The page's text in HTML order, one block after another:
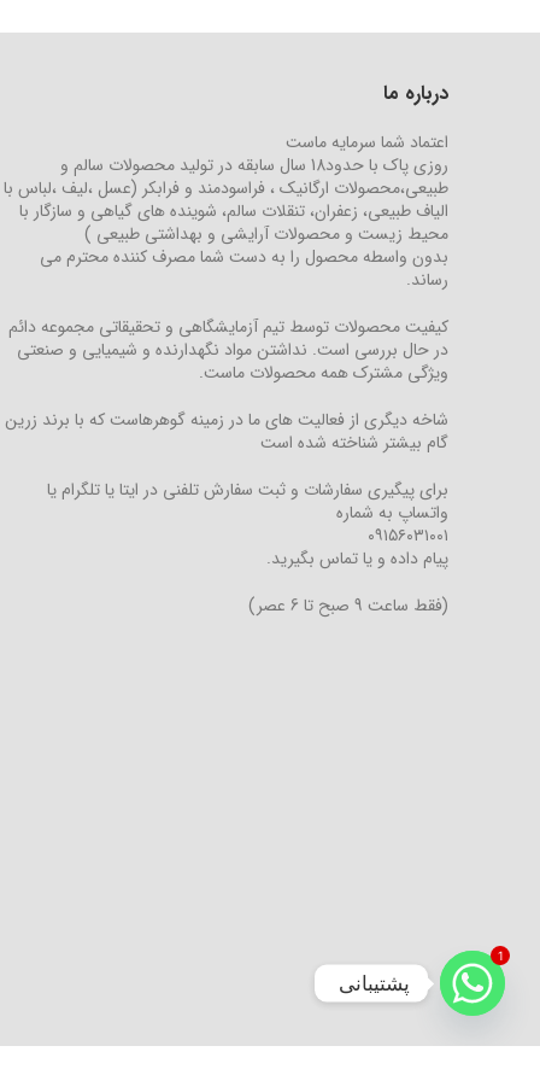
درباره ما
اعتماد شما سرمایه ماست
روزی پاک با حدود18 سال سابقه در تولید محصولات سالم و
طبیعی،محصولات ارگانیک ، فراسودمند و فرابکر (عسل ،لیف ،لباس با
الیاف طبیعی، زعفران، تنقلات سالم، شوینده های گیاهی و سازگار با
محیط زیست و محصولات آرایشی و بهداشتی طبیعی )
بدون واسطه محصول را به دست شما مصرف کننده محترم می
رساند.
کیفیت محصولات توسط تیم آزمایشگاهی و تحقیقاتی مجموعه دائم
در حال بررسی است. نداشتن مواد نگهدارنده و شیمیایی و صنعتی
ویژگی مشترک همه محصولات ماست.
شاخه دیگری از فعالیت های ما در زمینه گوهرهاست که با برند زرین
گام بیشتر شناخته شده است
برای پیگیری سفارشات و ثبت سفارش تلفنی در ایتا یا تلگرام یا
واتساپ به شماره
۰۹۱۵۶۰۳۱۰۰۱
پیام داده و یا تماس بگیرید.
(فقط ساعت 9 صبح تا 6 عصر)
1
پشتیبانی